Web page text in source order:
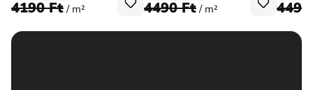
4190 Ft / m² 4490 Ft / m²